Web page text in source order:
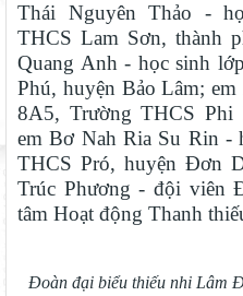
Thái Nguyên Thảo -
THCS Lam Sơn, thành
Quang Anh - học sinh
Phú, huyện Bảo Lâm;
8A5, Trường THCS Phi
em Bơ Nah Ria Su Rin
THCS Pró, huyện Đơn
Trúc Phương - đội viên
tâm Hoạt động Thanh
Đoàn đại biểu thiếu nhi Lâm